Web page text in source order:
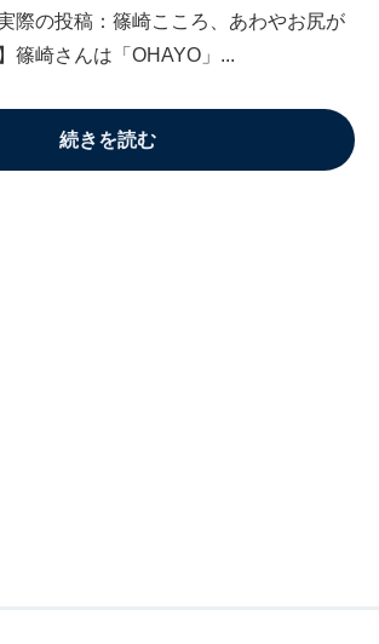
際の投稿：篠崎こころ、あわやお尻が
篠崎さんは「OHAYO」...
続きを読む